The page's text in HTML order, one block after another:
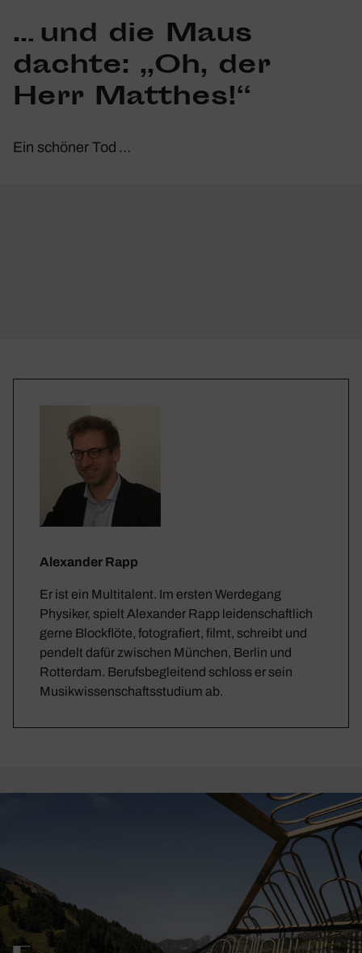
… und die Maus
dachte: „Oh, der
Herr Matthes!“
Ein schöner Tod …
Alexander Rapp
Er ist ein Multitalent. Im ersten Werdegang
Physiker, spielt Alexander Rapp leidenschaftlich
gerne Blockflöte, fotografiert, filmt, schreibt und
pendelt dafür zwischen München, Berlin und
Rotterdam. Berufsbegleitend schloss er sein
Musikwissenschaftsstudium ab.